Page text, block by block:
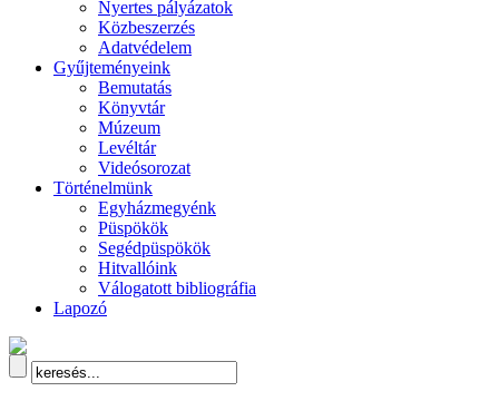
Nyertes pályázatok
Közbeszerzés
Adatvédelem
Gyűjteményeink
Bemutatás
Könyvtár
Múzeum
Levéltár
Videósorozat
Történelmünk
Egyházmegyénk
Püspökök
Segédpüspökök
Hitvallóink
Válogatott bibliográfia
Lapozó